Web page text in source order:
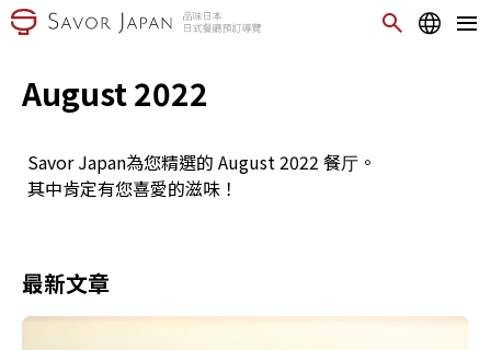
August 2022
Savor Japan為您精選的 August 2022 餐厅。
其中肯定有您喜愛的滋味！
最新文章